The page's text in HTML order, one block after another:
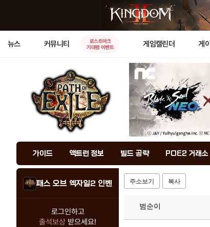
뉴스 커뮤니티
로스트아크
기대평 이벤트
게임캘린더 게
가이드 액트런 정보 빌드 공략 POE2 거래소
패스 오브 엑자일2 인벤
로그인하고
출석보상 받으세요!
주소보기 복사
범순이